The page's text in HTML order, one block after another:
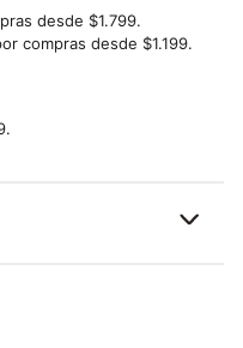
desde $1.799.
compras desde $1.199.